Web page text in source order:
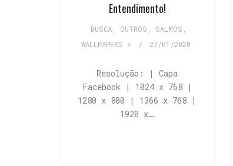
Entendimento!
BUSCA OUTROS SALMOS
WALLPAPERS >
/ 27/01/2020
Resolução: | Capa
Facebook | 1024 x 768 |
1280 x 800 | 1366 x 768 |
1920 x…